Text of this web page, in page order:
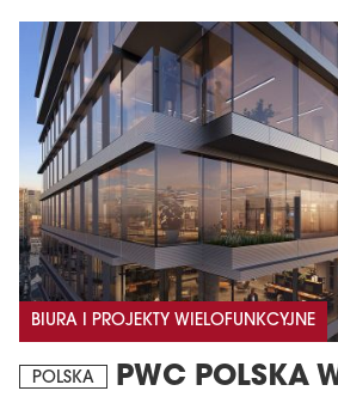
BIURA I PROJEKTY WIELOFUNKCYJNE
POLSKA
PWC POLSKA